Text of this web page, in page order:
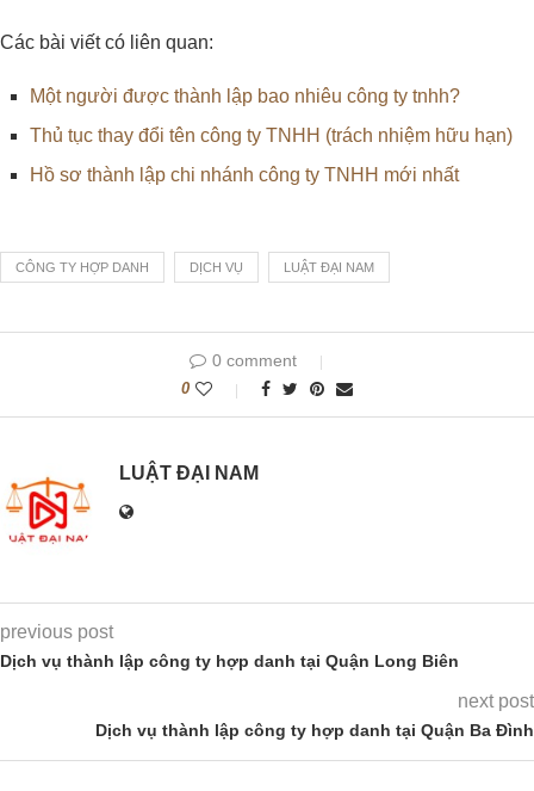
Các bài viết có liên quan:
Một người được thành lập bao nhiêu công ty tnhh?
Thủ tục thay đổi tên công ty TNHH (trách nhiệm hữu hạn)
Hồ sơ thành lập chi nhánh công ty TNHH mới nhất
CÔNG TY HỢP DANH DỊCH VỤ LUẬT ĐẠI NAM
0 comment
0
LUẬT ĐẠI NAM
previous post
Dịch vụ thành lập công ty hợp danh tại Quận Long Biên
next post
Dịch vụ thành lập công ty hợp danh tại Quận Ba Đình